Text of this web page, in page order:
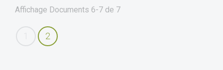
Affichage Documents 6-7 de 7
2